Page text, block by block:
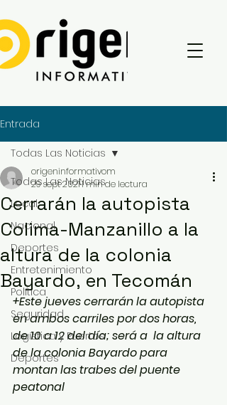
Entrada
Todas Las Noticias
Local
Nacional
Deportes
Entretenimiento
Política
Seguridad
Logística y Puertos
Deportes
Todas Las Noticias
Cerrarán la autopista
Colima-Manzanillo a la
altura de la colonia
Bayardo, en Tecomán
origeninformativom
29 sept 20211 min de lectura
+Este jueves cerrarán la autopista
en ambos carriles por dos horas,
de 10 a 12 del día; será a  la altura
de la colonia Bayardo para
montan las trabes del puente
peatonal